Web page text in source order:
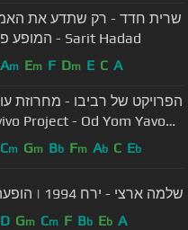
שרית חדד - רק שתדע את
המופע פעם בחיים - Sarit Hadad
Am Em F Dm E C A
הפרויקט של רביבו - מחרוזת
Project - Od Yom Yavo
Cm Gm Bb Fm Ab C Eb
שלמה ארצי - ירח 1994 | הופעה בלי קהל
D Gm Cm F Bb Eb A